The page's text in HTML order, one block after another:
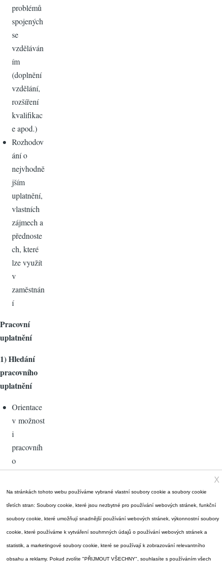
problémů
spojených
se
vzděláván
ím
(doplnění
vzdělání,
rozšíření
kvalifikac
e apod.)
Rozhodov
ání o
nejvhodně
jším
uplatnění,
vlastních
zájmech a
přednoste
ch, které
lze využít
v
zaměstnán
í
Pracovní
uplatnění
1) Hledání
pracovního
uplatnění
Orientace
v možnost
i
pracovníh
o
Uplatnění
práva na
X
Na stránkách tohoto webu používáme vybrané vlastní soubory cookie a soubory cookie
třetích stran: Soubory cookie, které jsou nezbytné pro používání webových stránek, funkční
soubory cookie, které umožňují snadnější používání webových stránek, výkonnostní soubory
cookie, které používáme k vytváření souhrnných údajů o používání webových stránek a
statistik, a marketingové soubory cookie, které se používají k zobrazování relevantního
obsahu a reklamy. Pokud zvolíte "PŘIJMOUT VŠECHNY", souhlasíte s používáním všech